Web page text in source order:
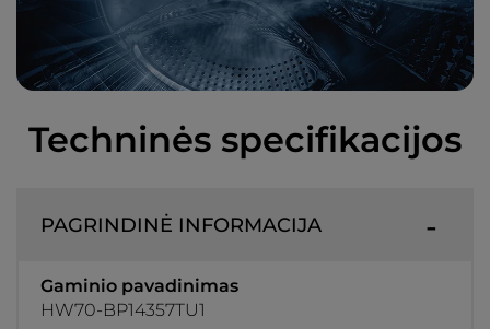
Techninės specifikacijos
PAGRINDINĖ INFORMACIJA
Gaminio pavadinimas
HW70-BP14357TU1